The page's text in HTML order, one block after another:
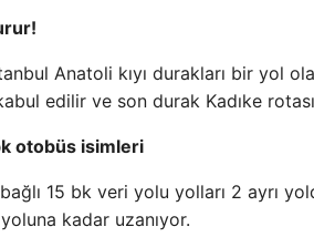
Anatoli kıyı durakları bir yol
edilir ve son durak Kadıke
otobüs isimleri
15 bk veri yolu yolları 2 ayrı
kadar uzanıyor.